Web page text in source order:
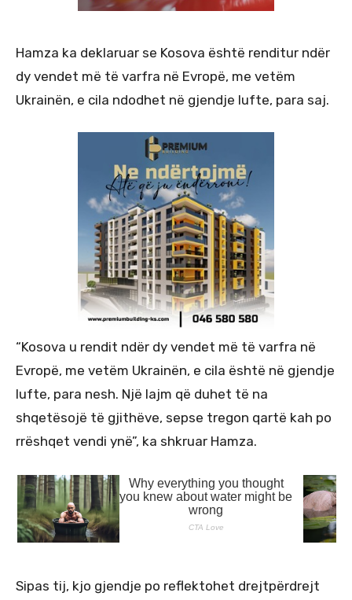
Hamza ka deklaruar se Kosova është renditur ndër
dy vendet më të varfra në Evropë, me vetëm
Ukrainën, e cila ndodhet në gjendje lufte, para saj.
“Kosova u rendit ndër dy vendet më të varfra në
Evropë, me vetëm Ukrainën, e cila është në gjendje
lufte, para nesh. Një lajm që duhet të na
shqetësojë të gjithëve, sepse tregon qartë kah po
rrëshqet vendi ynë”, ka shkruar Hamza.
Sipas tij, kjo gjendje po reflektohet drejtpërdrejt